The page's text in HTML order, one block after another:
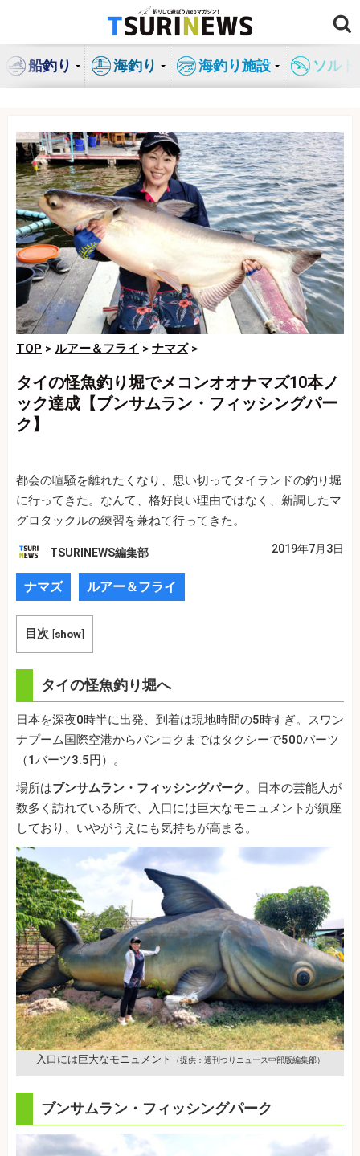
ン
船釣り 海釣り 海釣り施設 ソル
TOP > ルアー＆フライ > ナマズ>
タイの怪魚釣り堀でメコンオオナマズ10本ノ
ック達成【ブンサムラン・フィッシングパー
ク】
都会の喧騒を離れたくなり、思い切ってタイランドの釣り堀
に行ってきた。なんて、格好良い理由ではなく、新調したマ
グロタックルの練習を兼ねて行ってきた。
TSURINEWS編集部 2019年7月3日
ナマズ ルアー＆フライ
目次 [show]
タイの怪魚釣り堀へ
日本を深夜0時半に出発、到着は現地時間の5時すぎ。スワン
ナプーム国際空港からバンコクまではタクシーで500バーツ
（1バーツ3.5円）。
場所はブンサムラン・フィッシングパーク。日本の芸能人が
数多く訪れている所で、入口には巨大なモニュメントが鎮座
しており、いやがうえにも気持ちが高まる。
入口には巨大なモニュメント （提供：週刊つりニュース中部版編集部）
ブンサムラン・フィッシングパーク